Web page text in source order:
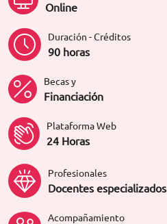
Online
Duración - Créditos
90 horas
Becas y
Financiación
Plataforma Web
24 Horas
Profesionales
Docentes especializados
Acompañamiento